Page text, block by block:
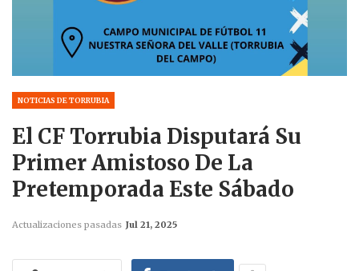
NOTICIAS DE TORRUBIA
El CF Torrubia Disputará Su
Primer Amistoso De La
Pretemporada Este Sábado
Actualizaciones pasadas Jul 21, 2025